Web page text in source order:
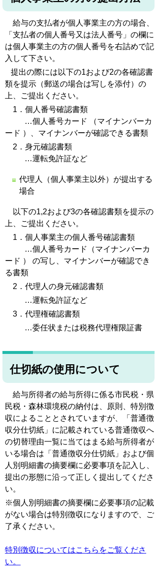
給与の支払者が個人事業主の方の場合、
「支払者の個人番号又は法人番号」の欄に
は個人事業主の方の個人番号を右詰めで記
入して下さい。
提出の際には以下の1および2の各確認書
類を提示（郵送の場合は写しを添付）の
上、ご提出ください。
1．個人番号確認書類
…個人番号カード （マイナンバーカ
ード ）、マイナンバーが確認できる書類
2．身元確認書類
…運転免許証など
代理人（個人事業主以外）が提出する
場合
以下の1,2および3の各確認書類を提示の
上、ご提出ください。
1．個人事業主の個人番号確認書類
…個人番号カード（マイナンバーカ
ード ） の写し、マイナンバーが確認でき
る書類
2．代理人の身元確認書類
…運転免許証など
3．代理権確認書類
…委任状または税務代理権限証書
仕切紙の使用について
給与所得者の給与所得に係る市民税・県
民税・森林環境税の納付は、原則、特別徴
収によることとされていますが、「普通徴
収分仕切紙」に記載されている普通徴収へ
の切替理由一覧に当てはまる給与所得者が
いる場合は「普通徴収分仕切紙」および個
人別明細書の摘要欄に必要事項を記入し、
提出の形態に沿って正しく提出してくださ
い。
※個人別明細書の摘要欄に必要事項の記載
がない場合は特別徴収になりますので、ご
了承ください。
特別徴収についてはこちらをご覧くださ
い。